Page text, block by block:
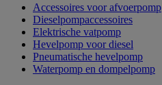
Accessoires voor afvoerpomp
Dieselpompaccessoires
Elektrische vatpomp
Hevelpomp voor diesel
Pneumatische hevelpomp
Waterpomp en dompelpomp